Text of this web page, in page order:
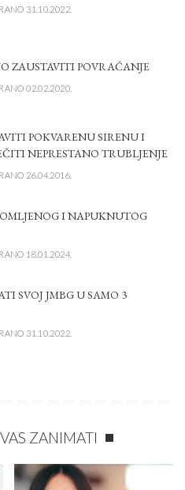
31.10.2022.
ZAUSTAVITI POVRAĆANJE
02.02.2020.
POKVARENU SIRENU I
NEPRESTANO TRUBLJENJE
26.04.2016.
I NAPUKNUTOG
18.01.2024.
SVOJ JMBG U SAMO 3
31.10.2022.
ZANIMATI